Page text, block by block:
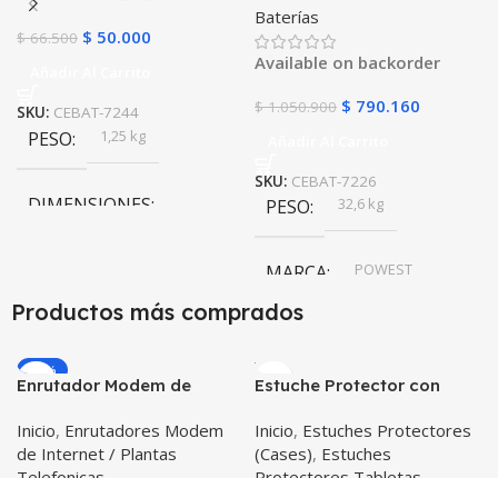
$66.500 $ 50.000
SKU: CEBAT-7244
PESO 1,25 kg
DIMENSIONES
MARCA POWEST
FL121000GS | 10 Años |
Alta Capacidad | UPS y
Respaldo
Baterías
Available on backorder
$1.050.900 $ 790.160
SKU: CEBAT-7226
PESO 32,6 kg
MARCA POWEST
Productos más comprados
-20%
Enrutador Modem de
Libre Todo Operador 4G
LTE SIMCARD
Inicio, Enrutadores Modem
de Internet / Plantas
Estuche Protector con
Tablet Samsung Galaxy
Tab A8 10.5 2021 – 2022
Inicio, Estuches Protectores
(Cases), Estuches